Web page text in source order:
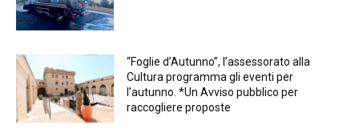
“Foglie d’Autunno”, l’assessorato alla
Cultura programma gli eventi per
l’autunno. *Un Avviso pubblico per
raccogliere proposte